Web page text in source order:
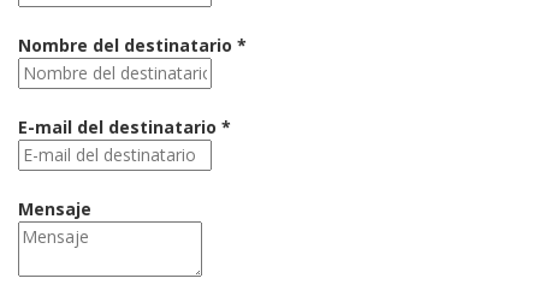
Nombre del destinatario *
E-mail del destinatario *
Mensaje